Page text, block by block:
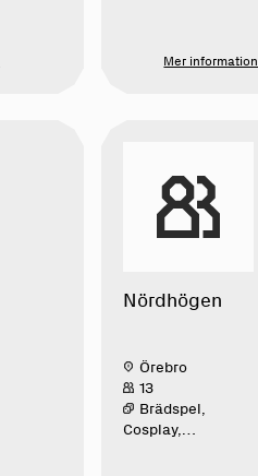
Mer information
Nördhögen
Örebro
13
Brädspel,
Cosplay,